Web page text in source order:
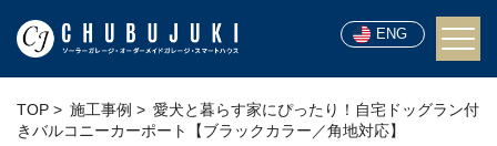
ENG
TOP 施工事例
愛犬と暮らす家にぴったり！自宅ドッグラン付
きバルコニーカーポート【ブラックカラー／角地対応】